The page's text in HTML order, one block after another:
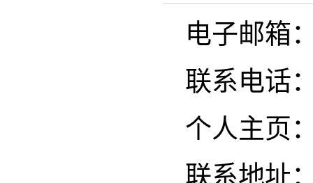
电子邮箱
联系电话
个人主页
联系地址